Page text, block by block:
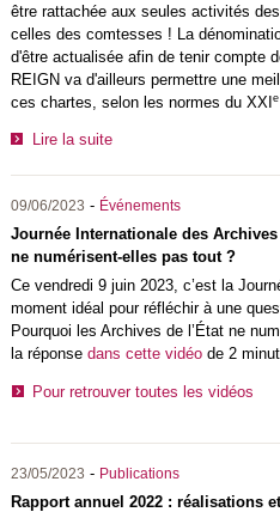
être rattachée aux seules activités
celles des comtesses ! La
d'être actualisée afin de tenir compte
REIGN va d'ailleurs permettre une
ces chartes, selon les normes du XXIe
Lire la suite
09/06/2023 - Événements
Journée Internationale des
ne numérisent-elles pas tout ?
Ce vendredi 9 juin 2023, c’est la
moment idéal pour réfléchir à une
Pourquoi les Archives de l’État ne
la réponse dans cette vidéode 2
Pour retrouver toutes les vidéos
23/05/2023 - Publications
Rapport annuel 2022 : réalisations